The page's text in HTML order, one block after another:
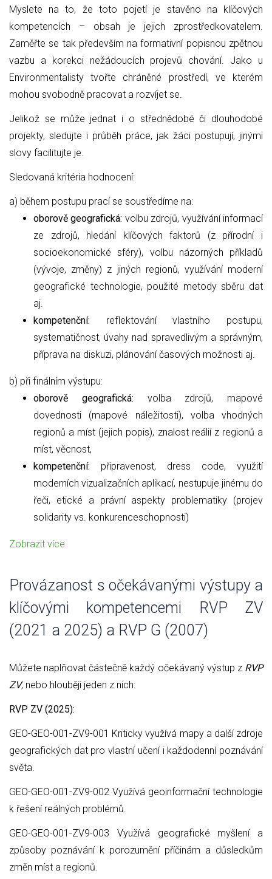
Myslete na to, že toto pojetí je stavěno na klíčových
kompetencích – obsah je jejich zprostředkovatelem.
Zaměřte se tak především na formativní popisnou zpětnou
vazbu a korekci nežádoucích projevů chování. Jako u
Environmentalisty tvořte chráněné prostředí, ve kterém
mohou svobodně pracovat a rozvíjet se.
Jelikož se může jednat i o střednědobé či dlouhodobé
projekty, sledujte i průběh práce, jak žáci postupují, jinými
slovy facilitujte je.
Sledovaná kritéria hodnocení:
a) během postupu prací se soustředíme na:
oborově geografická: volbu zdrojů, využívání informací
ze zdrojů, hledání klíčových faktorů (z přírodní i
socioekonomické sféry), volbu názorných příkladů
(vývoje, změny) z jiných regionů, využívání moderní
geografické technologie, použité metody sběru dat
aj.
kompetenční: reflektování vlastního postupu,
systematičnost, úvahy nad spravedlivým a správným,
příprava na diskuzi, plánování časových možnosti aj.
b) při finálním výstupu:
oborově geografická: volba zdrojů, mapové
dovednosti (mapové náležitosti), volba vhodných
regionů a míst (jejich popis), znalost reálií z regionů a
míst, věcnost,
kompetenční: připravenost, dress code, využití
moderních vizualizačních aplikací, nestupuje jinému do
řeči, etické a právní aspekty problematiky (projev
solidarity vs. konkurenceschopnosti)
Zobrazit více
Provázanost s očekávanými výstupy a
klíčovými kompetencemi RVP ZV
(2021 a 2025) a RVP G (2007)
Můžete naplňovat částečně každý očekávaný výstup z RVP
ZV, nebo hlouběji jeden z nich:
RVP ZV (2025):
GEO-GEO-001-ZV9-001 Kriticky využívá mapy a další zdroje
geografických dat pro vlastní učení i každodenní poznávání
světa.
GEO-GEO-001-ZV9-002 Využívá geoinformační technologie
k řešení reálných problémů.
GEO-GEO-001-ZV9-003 Využívá geografické myšlení a
způsoby poznávání k porozumění příčinám a důsledkům
změn míst a regionů.